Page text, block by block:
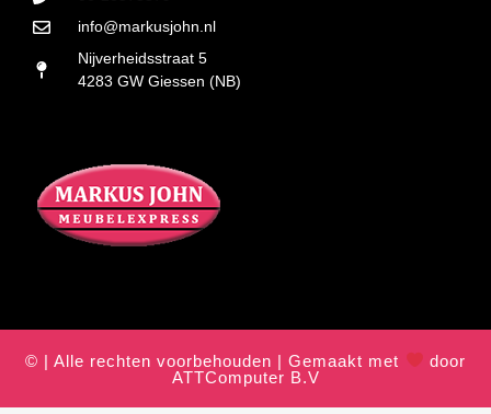
info@markusjohn.nl
Nijverheidsstraat 5
4283 GW Giessen (NB)
© | Alle rechten voorbehouden | Gemaakt met
door
ATTComputer B.V